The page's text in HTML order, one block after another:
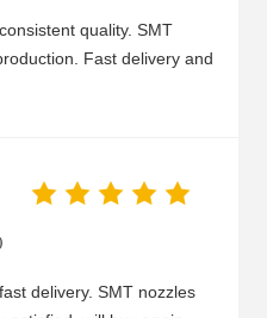
quality. SMT
Fast delivery and
delivery. SMT nozzles